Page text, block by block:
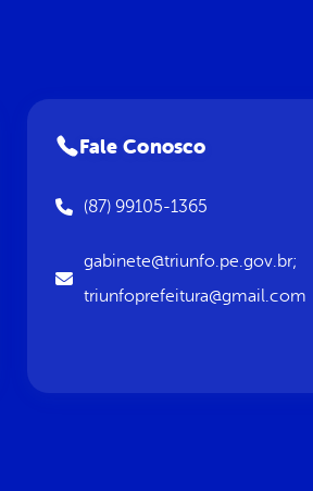
Fale Conosco
(87) 99105-1365
gabinete@triunfo.pe.gov.br;
triunfoprefeitura@gmail.com